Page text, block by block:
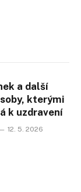
a další
kterými
k uzdravení
12. 5. 2026